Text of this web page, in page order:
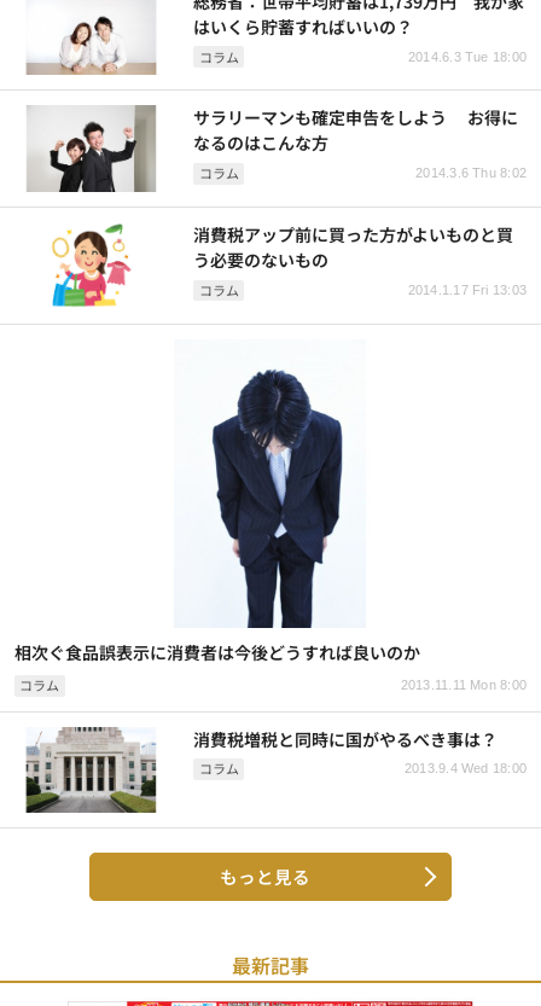
コラム 2014.6.3 Tue 18:00
はいくら貯蓄すればいいの？
コラム 2014.3.6 Thu 8:02
サラリーマンも確定申告をしよう お得に
なるのはこんな方
コラム 2014.1.17 Fri 13:03
消費税アップ前に買った方がよいものと買
う必要のないもの
コラム 2013.11.11 Mon 8:00
相次ぐ食品誤表示に消費者は今後どうすれば良いのか
コラム 2013.9.4 Wed 18:00
消費税増税と同時に国がやるべき事は？
もっと見る
最新記事